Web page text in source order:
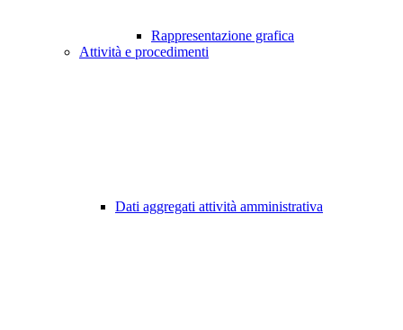
Rappresentazione grafica
Attività e procedimenti
Dati aggregati attività amministrativa